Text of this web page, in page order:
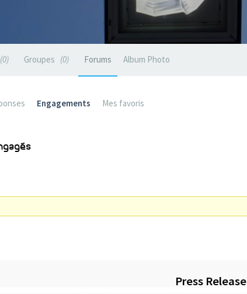
0 Groupes 0 Forums Album Photo
Engagements Mes favoris
Press Release